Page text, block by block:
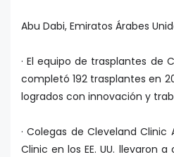
Abu Dabi, Emiratos Árabes
· El equipo de trasplantes de
completó 192 trasplantes en
logrados con innovación y
· Colegas de Cleveland
Clinic en los EE. UU. llevaron